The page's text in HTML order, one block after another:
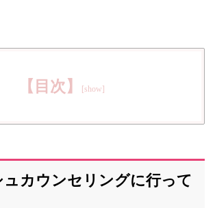
【目次】
カウンセリングに行って